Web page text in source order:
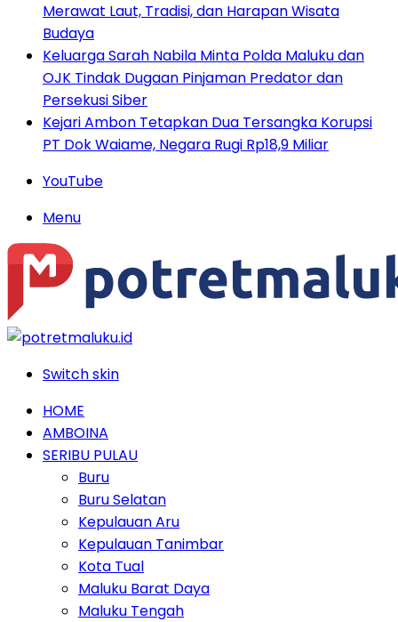
Merawat Laut, Tradisi, dan Harapan Wisata
Budaya
Keluarga Sarah Nabila Minta Polda Maluku dan
OJK Tindak Dugaan Pinjaman Predator dan
Persekusi Siber
Kejari Ambon Tetapkan Dua Tersangka Korupsi
PT Dok Waiame, Negara Rugi Rp18,9 Miliar
YouTube
Menu
Switch skin
HOME
AMBOINA
SERIBU PULAU
Buru
Buru Selatan
Kepulauan Aru
Kepulauan Tanimbar
Kota Tual
Maluku Barat Daya
Maluku Tengah